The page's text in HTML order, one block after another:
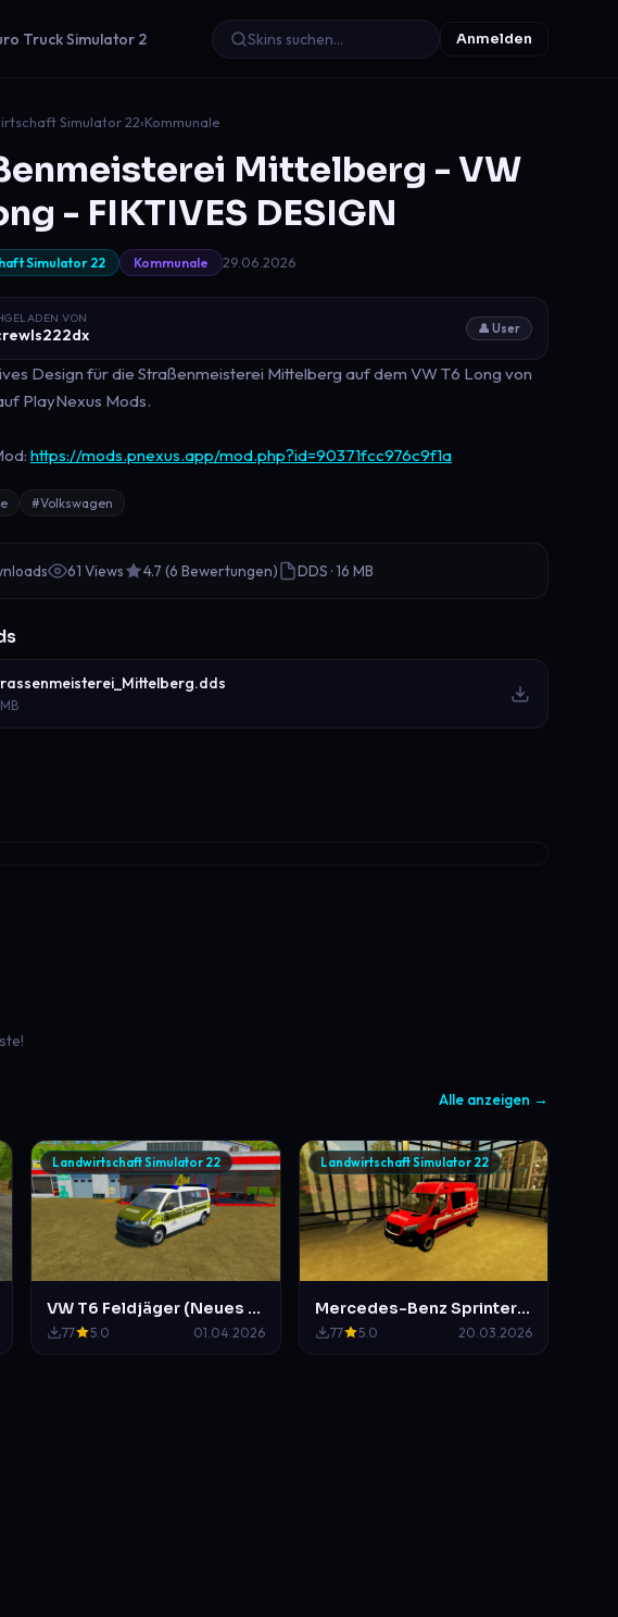
Truck Simulator 2 Anmelden
Simulator 22›Kommunale
Mittelberg - VW
- FIKTIVES DESIGN
Simulator 22 Kommunale 29.06.2026
VON
👤 User
Design für die Straßenmeisterei Mittelberg auf dem VW T6 Long von
PlayNexus Mods.
https://mods.pnexus.app/mod.php?id=90371fcc976c9f1a
#Volkswagen
61 Views 4.7 (6 Bewertungen) DDS · 16 MB
MB
Alle anzeigen →
Landwirtschaft Simulator 22
VW T6 Feldjäger (Neues Design)
77 5.0 01.04.2026
Landwirtschaft Simulator 22
Mercedes-Benz Sprinter ELW Feuerwehr Mittelberg
77 5.0 20.03.2026